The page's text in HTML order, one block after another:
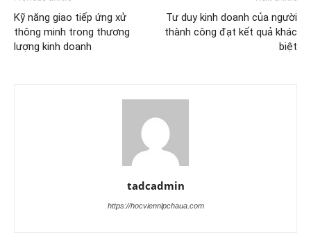
Kỹ năng giao tiếp ứng xử
thông minh trong thương
lượng kinh doanh
Tư duy kinh doanh của người
thành công đạt kết quả khác
biệt
tadcadmin
https://hocviennlpchaua.com